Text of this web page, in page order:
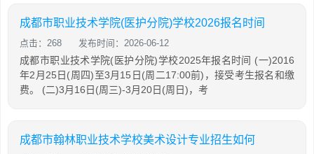
成都市职业技术学院(医护分院)学校2026报名时间
点击：268 发布时间：2026-06-12
成都市职业技术学院(医护分院)学校2025年报名时间 (一)2016
年2月25日(周四)至3月15日(周二17:00前)，接受考生报名和缴
费。 (二)3月16日(周三)-3月20日(周日)，考
成都市翰林职业技术学校美术设计专业招生如何